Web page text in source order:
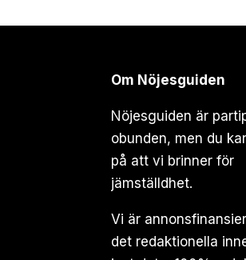
Om Nöjesguiden
Nöjesguiden är
obunden, men du
på att vi brinner för
jämställdhet.
Vi är
det redaktionella